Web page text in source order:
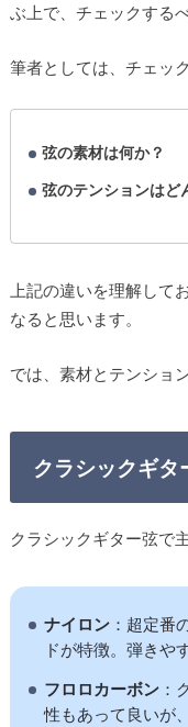
ぶ上で、チェックする
筆者としては、チェッ
弦の素材は何か？
弦のテンションはど
上記の違いを理解して
なると思います。
では、素材とテンショ
クラシックギタ
クラシックギター弦で
ナイロン：超定番
ドが特徴。弾きや
フロロカーボン：
性もあって良いが